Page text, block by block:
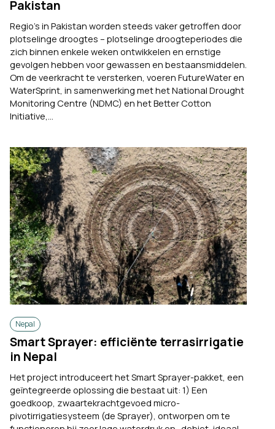
Pakistan
Regio's in Pakistan worden steeds vaker getroffen door
plotselinge droogtes – plotselinge droogteperiodes die
zich binnen enkele weken ontwikkelen en ernstige
gevolgen hebben voor gewassen en bestaansmiddelen.
Om de veerkracht te versterken, voeren FutureWater en
WaterSprint, in samenwerking met het National Drought
Monitoring Centre (NDMC) en het Better Cotton
Initiative,...
Nepal
Smart Sprayer: efficiënte terrasirrigatie
in Nepal
Het project introduceert het Smart Sprayer-pakket, een
geïntegreerde oplossing die bestaat uit: 1) Een
goedkoop, zwaartekrachtgevoed micro-
pivotirrigatiesysteem (de Sprayer), ontworpen om te